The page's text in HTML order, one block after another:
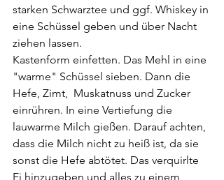
starken Schwarztee und ggf. Whiskey in
eine Schüssel geben und über Nacht
ziehen lassen.
Kastenform einfetten. Das Mehl in eine
"warme" Schüssel sieben. Dann die
Hefe, Zimt,  Muskatnuss und Zucker
einrühren. In eine Vertiefung die
lauwarme Milch gießen. Darauf achten,
dass die Milch nicht zu heiß ist, da sie
sonst die Hefe abtötet. Das verquirlte
Ei hinzugeben und alles zu einem